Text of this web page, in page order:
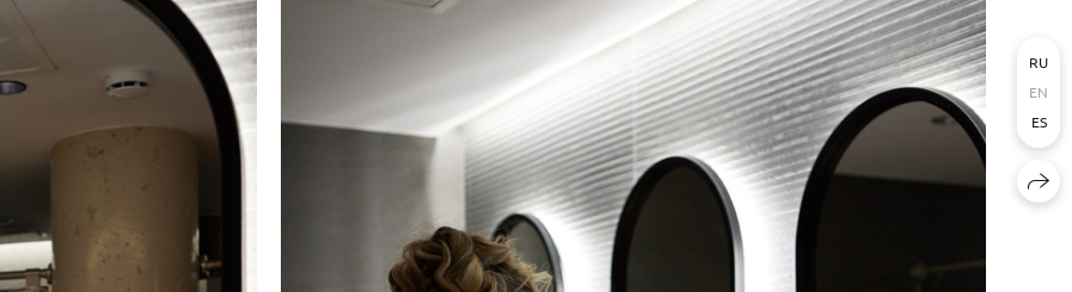
RU
EN
ES